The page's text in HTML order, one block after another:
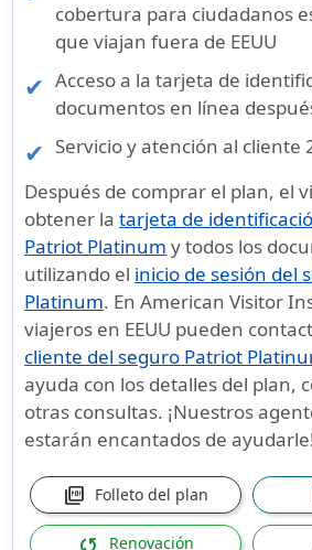
cobertura para ciudadanos
que viajan fuera de EEUU
Acceso a latarjeta de
documentos en línea
Servicio y atención al cliente
Después de comprar el plan, el
obtener latarjeta de
Patriot Platinum y todos los
utilizando el inicio de sesión del
Platinum. En American Visitor
viajeros en EEUU pueden
cliente del seguro Patriot
ayuda con los detalles del plan,
otras consultas. ¡Nuestros
estarán encantados de
picture_as_pdf Folleto del plan
Renovación